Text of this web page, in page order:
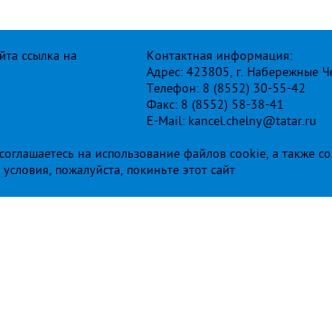
ссылка на
Контактная информация:
Адрес: 423805, г. Набережные
Телефон: 8 (8552) 30-55-42
Факс: 8 (8552) 58-38-41
E-Mail: kancel.chelny@tatar.ru
на использование файлов cookie, а также
пожалуйста, покиньте этот сайт